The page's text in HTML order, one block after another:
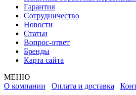
Гарантия
Сотрудничество
Новости
Статьи
Вопрос-ответ
Бренды
Карта сайта
МЕНЮ
О компании Оплата и доставка